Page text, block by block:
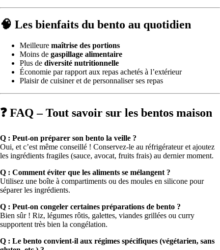
🧠 Les bienfaits du bento au quotidien
Meilleure maîtrise des portions
Moins de gaspillage alimentaire
Plus de diversité nutritionnelle
Économie par rapport aux repas achetés à l’extérieur
Plaisir de cuisiner et de personnaliser ses repas
❓ FAQ – Tout savoir sur les bentos maison
Q : Peut-on préparer son bento la veille ?
Oui, et c’est même conseillé ! Conservez-le au réfrigérateur et ajoutez
les ingrédients fragiles (sauce, avocat, fruits frais) au dernier moment.
Q : Comment éviter que les aliments se mélangent ?
Utilisez une boîte à compartiments ou des moules en silicone pour
séparer les ingrédients.
Q : Peut-on congeler certaines préparations de bento ?
Bien sûr ! Riz, légumes rôtis, galettes, viandes grillées ou curry
supportent très bien la congélation.
Q : Le bento convient-il aux régimes spécifiques (végétarien, sans